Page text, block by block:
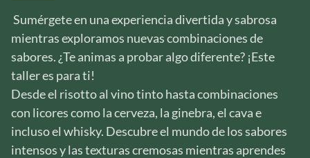
Sumérgete en una experiencia divertida y sabrosa
mientras exploramos nuevas combinaciones de
sabores. ¿Te animas a probar algo diferente? ¡Este
taller es para ti!
Desde el risotto al vino tinto hasta combinaciones
con licores como la cerveza, la ginebra, el cava e
incluso el whisky. Descubre el mundo de los sabores
intensos y las texturas cremosas mientras aprendes